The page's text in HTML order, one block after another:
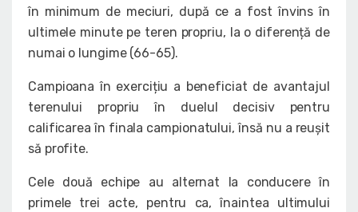
în minimum de meciuri, după ce a fost învins în
ultimele minute pe teren propriu, la o diferență de
numai o lungime (66-65).
Campioana în exercițiu a beneficiat de avantajul
terenului propriu în duelul decisiv pentru
calificarea în finala campionatului, însă nu a reușit
să profite.
Cele două echipe au alternat la conducere în
primele trei acte, pentru ca, înaintea ultimului